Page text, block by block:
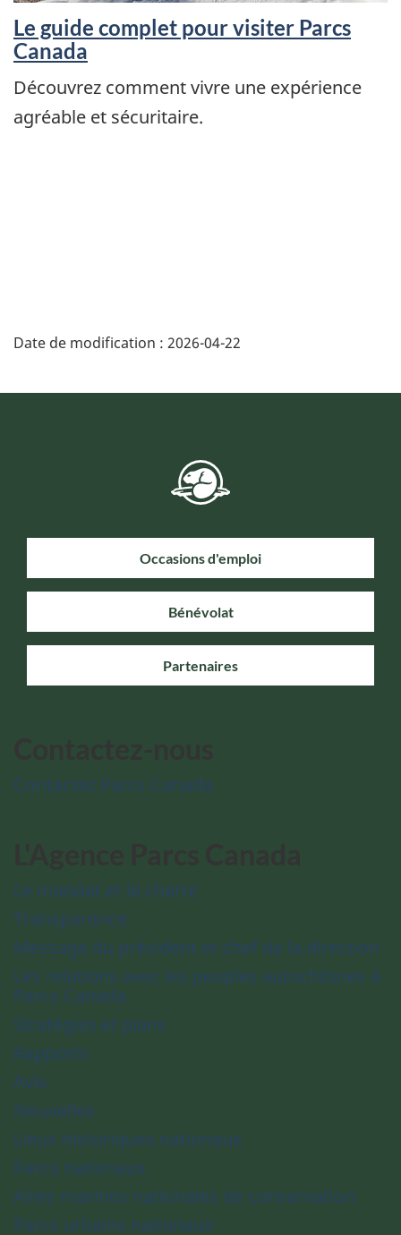
Le guide complet pour visiter Parcs
Canada
Découvrez comment vivre une expérience
agréable et sécuritaire.
Date de modification : 2026-04-22
Occasions d'emploi
Bénévolat
Partenaires
Contactez Parcs Canada
Le mandat et la charte
Transparence
Message du président et chef de la direction
Les relations avec les peuples autochtones à
Parcs Canada
Stratégies et plans
Rapports
Avis
Nouvelles
Lieux historiques nationaux
Parcs nationaux
Aires marines nationales de conservation
Parcs urbains nationaux